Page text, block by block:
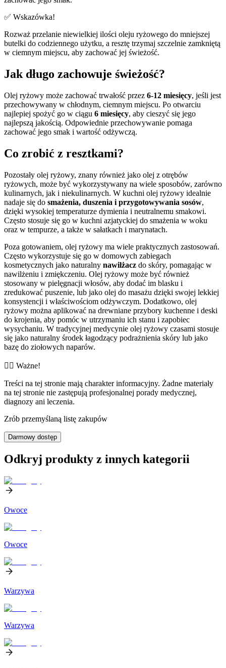
✅ Wskazówka!
Rozważ przelanie niewielkiej ilości oleju ryżowego do mniejszej
butelki do codziennego użytku, a resztę trzymaj szczelnie zamkniętą
w ciemnym miejscu, aby zachować jej świeżość.
Jak długo zachowuje świeżość?
Olej ryżowy może zachować trwałość przez 6-12 miesięcy, jeśli jest
przechowywany w chłodnym, ciemnym miejscu. Po otwarciu
najlepiej spożyć go w ciągu 6 miesięcy, aby cieszyć się jego
najlepszą jakością. Odpowiednie przechowywanie pomaga
zachować jego smak i wartość odżywczą.
Co zrobić z resztkami?
Pozostały olej ryżowy, znany również jako olej z otrębów
ryżowych, może być wykorzystywany na wiele sposobów, zarówno
kulinarnych, jak i niekulinarnych. W kuchni olej ryżowy idealnie
nadaje się do smażenia, duszenia i przygotowywania sosów,
dzięki wysokiej temperaturze dymienia i neutralnemu smakowi.
Często stosuje się go w kuchni azjatyckiej do smażenia w woku
oraz w tempurze, a także w sałatkach i marynatach.
Poza gotowaniem, olej ryżowy ma wiele praktycznych zastosowań.
Często wykorzystuje się go w domowych zabiegach
kosmetycznych jako naturalny nawilżacz do skóry, pomagając w
nawilżeniu i zmiękczeniu. Olej ryżowy może być również
stosowany w pielęgnacji włosów, aby dodać im blasku i
zredukować puszenie, lub jako olej do masażu dzięki swojej lekkiej
konsystencji i właściwościom odżywczym. Dodatkowo, olej
ryżowy można aplikować na drewniane przybory kuchenne i deski
do krojenia, aby pomóc w utrzymaniu ich stanu i zapobiec
wysychaniu. W tradycyjnej medycynie olej ryżowy czasami stosuje
się jako naturalny środek łagodzący podrażnienia skóry lub jako
bazę do ziołowych naparów.
👨‍⚕️️ Ważne!
Treści na tej stronie mają charakter informacyjny. Żadne materiały
na tej stronie nie zastępują profesjonalnej porady medycznej,
diagnozy ani leczenia.
Zrób przemyślaną listę zakupów
Darmowy dostęp
Odkryj produkty z innych kategorii
Owoce
Owoce
Warzywa
Warzywa